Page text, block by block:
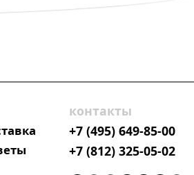
контакты
+7 (495) 649-85-00
+7 (812) 325-05-02